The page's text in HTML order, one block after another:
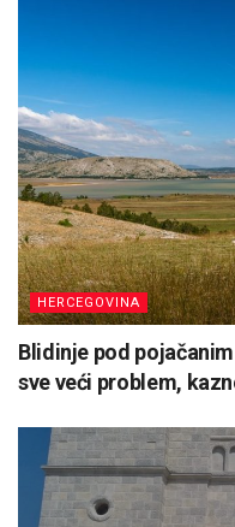
HERCEGOVINA
Blidinje pod
sve veći problem,